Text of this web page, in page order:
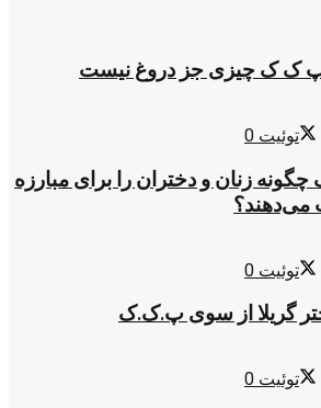
پ ک ک چیزی جز دروغ نیست
توئیت 0
زنان و دختران را برای مبارزه
می‌دهند؟
توئیت 0
گریلا از سوی پ.ک.ک
توئیت 0